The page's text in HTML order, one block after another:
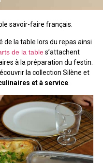
savoir-faire français.
de la table lors du repas ainsi
de la tables’attachent
à la préparation du festin.
la collection Silène et
et à service.